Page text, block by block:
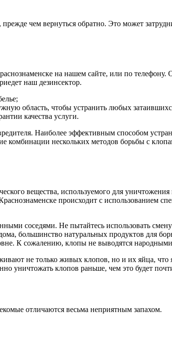
чем вернуться обратно. Это может
на нашем сайте, или по
наш дезинсектор.
область, чтобы устранить любых
качества услуги.
Наиболее эффективным способом
комбинации нескольких методов борьбы с
вещества, используемого для
происходит с использованием
соседями. Не пытайтесь использовать смену
большинство натуральных продуктов для
К сожалению, клопы не выводятся
не только живых клопов, но и их яйца, что
уничтожать клопов раньше, чем это будет
отличаются весьма неприятным запахом.